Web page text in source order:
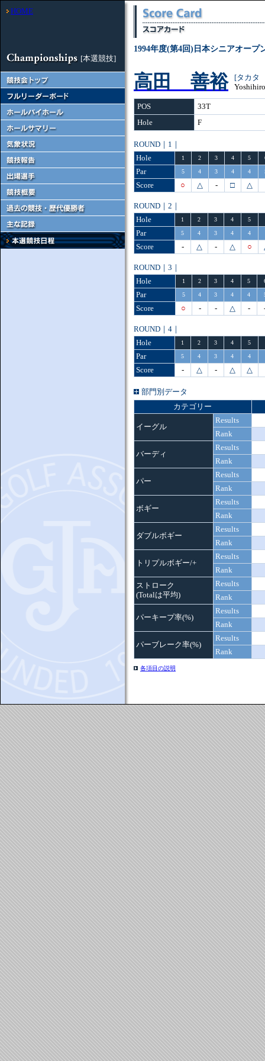
HOME
[本選競技]
1994年度(第4回)日本シニアオープ
高田 善裕
[タカタ
POS
33T
Hole
F
ROUND｜1｜
Hole
1 2 3 4 5
Par 5 4 3 4 4
Score ○ △ - □ △
ROUND｜2｜
Hole
1 2 3 4 5
Par 5 4 3 4 4
Score - △ - △ ○
ROUND｜3｜
Hole
1 2 3 4 5
Par 5 4 3 4 4
Score ○ - - △ -
ROUND｜4｜
Hole
1 2 3 4 5
Par 5 4 3 4 4
Score - △ - △ △
部門別データ
カテゴリー
イーグル
Results
Rank
バーディ
Results
Rank
パー
Results
Rank
ボギー
Results
Rank
ダブルボギー
Results
Rank
トリプルボギー/+
Results
Rank
ストローク
(Totalは平均)
Results
Rank
パーキープ率(%)
Results
Rank
パーブレーク率(%)
Results
Rank
各項目の説明